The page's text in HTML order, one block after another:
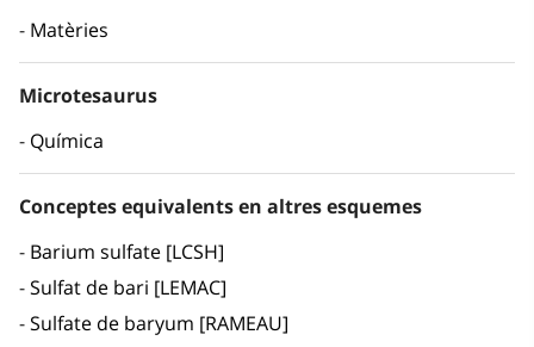
Matèries
Microtesaurus
Química
Conceptes equivalents en altres esquemes
Barium sulfate [LCSH]
Sulfat de bari [LEMAC]
Sulfate de baryum [RAMEAU]